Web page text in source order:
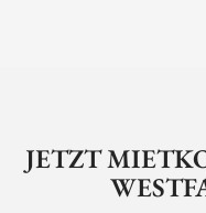
JETZT